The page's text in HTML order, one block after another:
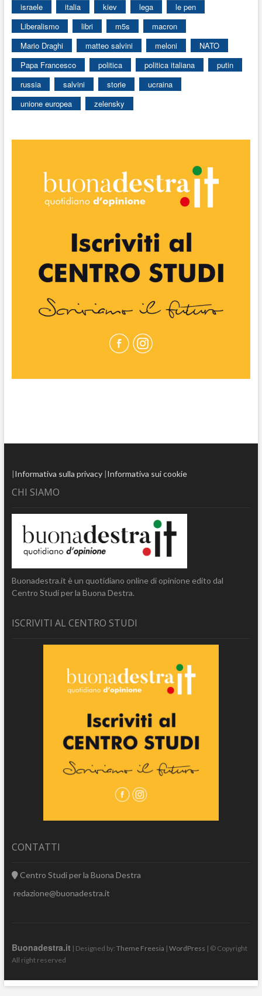
israele
italia kiev lega
le pen
Liberalismo
libri m5s
macron
Mario Draghi
matteo salvini meloni
NATO
Papa Francesco
politica politica italiana
putin
russia
salvini storie
ucraina
unione europea
zelensky
|Informativa sulla privacy|Informativa sui cookie
CHI SIAMO
Buonadestra.it è un quotidiano online di opinione edito dal
Centro Studi per la Buona Destra.
ISCRIVITI AL CENTRO STUDI
CONTATTI
Centro Studi per la Buona Destra
redazione@buonadestra.it
Buonadestra.it | Designed by: Theme Freesia | WordPress | © Copyright
All right reserved